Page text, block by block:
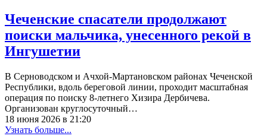
Чеченские спасатели продолжают
поиски мальчика, унесенного рекой в
Ингушетии
В Серноводском и Ачхой-Мартановском районах Чеченской
Республики, вдоль береговой линии, проходит масштабная
операция по поиску 8-летнего Хизира Дербичева.
Организован круглосуточный…
18 июня 2026 в 21:20
Узнать больше...